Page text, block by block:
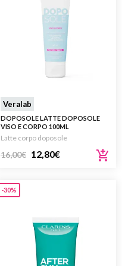
Veralab
DOPOSOLE LATTE DOPOSOLE
VISO E CORPO 100ML
Latte corpo doposole
16,00€ 12,80€
-30%